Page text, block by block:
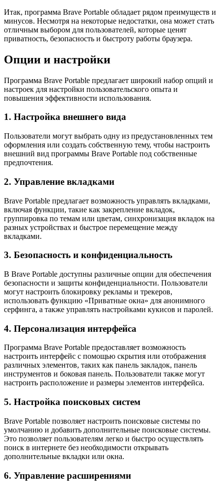
Итак, программа Brave Portable обладает рядом преимуществ и
минусов. Несмотря на некоторые недостатки, она может стать
отличным выбором для пользователей, которые ценят
приватность, безопасность и быстроту работы браузера.
Опции и настройки
Программа Brave Portable предлагает широкий набор опций и
настроек для настройки пользовательского опыта и
повышения эффективности использования.
1. Настройка внешнего вида
Пользователи могут выбрать одну из предустановленных тем
оформления или создать собственную тему, чтобы настроить
внешний вид программы Brave Portable под собственные
предпочтения.
2. Управление вкладками
Brave Portable предлагает возможность управлять вкладками,
включая функции, такие как закрепление вкладок,
группировка по темам или цветам, синхронизация вкладок на
разных устройствах и быстрое перемещение между
вкладками.
3. Безопасность и конфиденциальность
В Brave Portable доступны различные опции для обеспечения
безопасности и защиты конфиденциальности. Пользователи
могут настроить блокировку рекламы и трекеров,
использовать функцию «Приватные окна» для анонимного
серфинга, а также управлять настройками кукисов и паролей.
4. Персонализация интерфейса
Программа Brave Portable предоставляет возможность
настроить интерфейс с помощью скрытия или отображения
различных элементов, таких как панель закладок, панель
инструментов и боковая панель. Пользователи также могут
настроить расположение и размеры элементов интерфейса.
5. Настройка поисковых систем
Brave Portable позволяет настроить поисковые системы по
умолчанию и добавить дополнительные поисковые системы.
Это позволяет пользователям легко и быстро осуществлять
поиск в интернете без необходимости открывать
дополнительные вкладки или окна.
6. Управление расширениями